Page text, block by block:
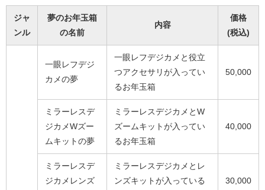
ジャ
ンル
夢のお年玉箱
の名前
内容
価格
(税込)
一眼レフデジ
カメの夢
一眼レフデジカメと役立
つアクセサリが入ってい
るお年玉箱
50,000
ミラーレスデ
ジカメWズー
ムキットの夢
ミラーレスデジカメとW
ズームキットが入ってい
るお年玉箱
40,000
ミラーレスデ
ジカメレンズ
ミラーレスデジカメとレ
ンズキットが入っている
30,000